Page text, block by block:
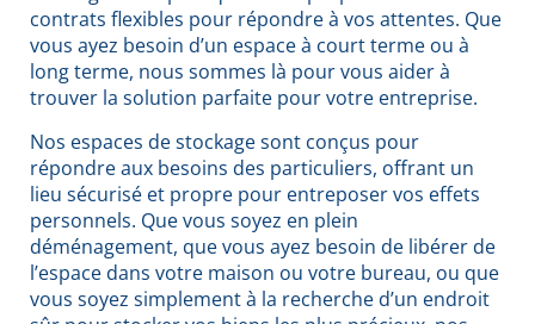
contrats flexibles pour répondre à vos attentes. Que
vous ayez besoin d’un espace à court terme ou à
long terme, nous sommes là pour vous aider à
trouver la solution parfaite pour votre entreprise.
Nos espaces de stockage sont conçus pour
répondre aux besoins des particuliers, offrant un
lieu sécurisé et propre pour entreposer vos effets
personnels. Que vous soyez en plein
déménagement, que vous ayez besoin de libérer de
l’espace dans votre maison ou votre bureau, ou que
vous soyez simplement à la recherche d’un endroit